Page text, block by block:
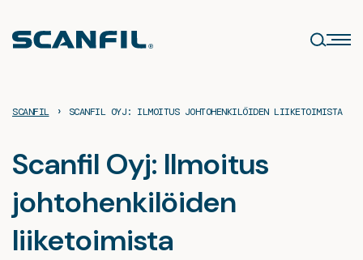
sisältöön
SCANFIL › SCANFIL OYJ: ILMOITUS JOHTOHENKILÖIDEN LIIKETOIMISTA
Scanfil Oyj: Ilmoitus
johtohenkilöiden
liiketoimista